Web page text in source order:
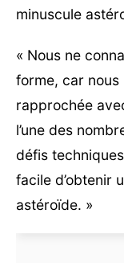
minuscule
« Nous ne
forme, car nous
rapprochée
l’une des
défis
facile d’obtenir
astéroïde. »